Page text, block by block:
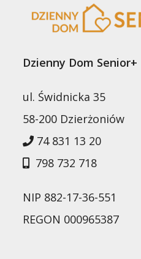
Dzienny Dom Senior+
ul. Świdnicka 35
58-200 Dzierżoniów
74 831 13 20
798 732 718
NIP 882-17-36-551
REGON 000965387